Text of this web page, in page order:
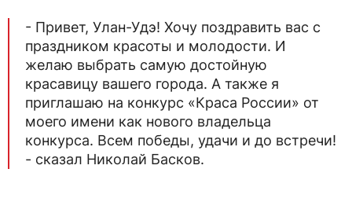
- Привет, Улан-Удэ! Хочу поздравить вас с
праздником красоты и молодости. И
желаю выбрать самую достойную
красавицу вашего города. А также я
приглашаю на конкурс «Краса России» от
моего имени как нового владельца
конкурса. Всем победы, удачи и до встречи!
- сказал Николай Басков.